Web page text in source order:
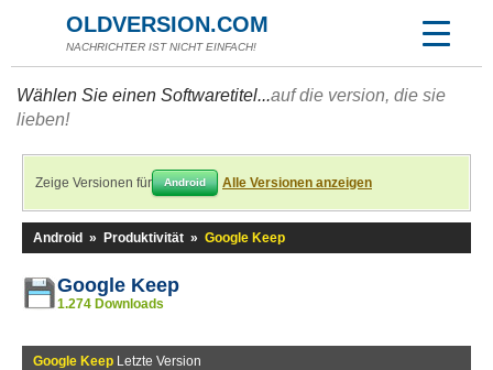
OLDVERSION.COM
NACHRICHTER IST NICHT EINFACH!
Wählen Sie einen Softwaretitel...auf die version, die sie
lieben!
Zeige Versionen für Android Alle Versionen anzeigen
Android » Produktivität » Google Keep
Google Keep
1.274 Downloads
Google Keep Letzte Version